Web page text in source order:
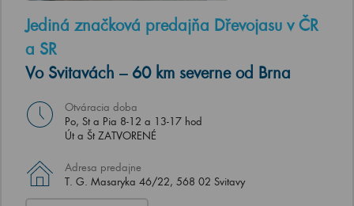
Jediná značková predajňa Dřevojasu v ČR
a SR
Vo Svitavách – 60 km severne od Brna
Otváracia doba
Po, St a Pia 8-12 a 13-17 hod
Út a Št ZATVORENÉ
Adresa predajne
T. G. Masaryka 46/22, 568 02 Svitavy